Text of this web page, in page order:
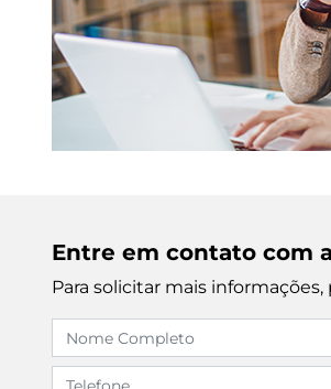
Entre em contato com
Para solicitar mais